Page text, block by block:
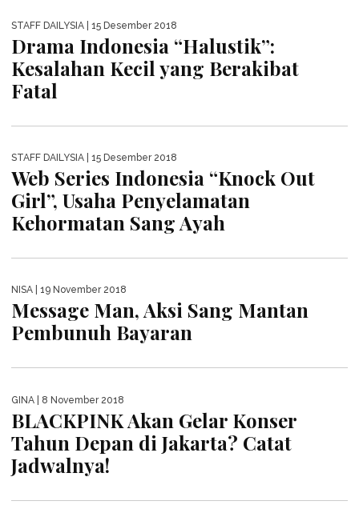
STAFF DAILYSIA
Keluarga Cemara, Kisah Kehidupan
Pesan Moral
STAFF DAILYSIA| 21 Desember 2018
8 Fakta Menarik Drama Encounter
yang Tayang di Trans TV Indonesia